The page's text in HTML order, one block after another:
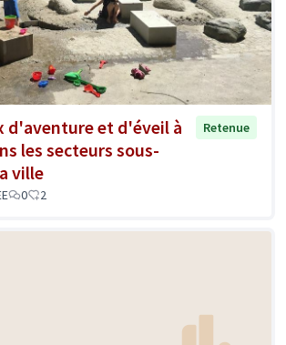
d'aventure et d'éveil à
les secteurs sous-
ville
Retenue
0 2